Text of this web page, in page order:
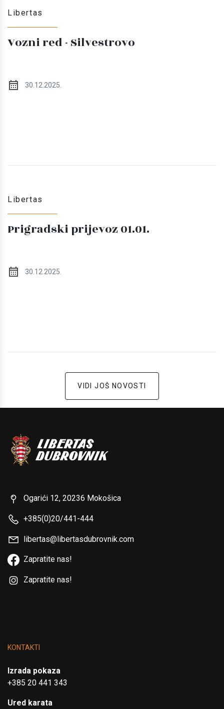
Libertas
Vozni red - Silvestrovo
30.12.2025.
Libertas
Prigradski prijevoz 01.01.
30.12.2025.
VIDI JOŠ NOVOSTI
Ogarići 12, 20236 Mokošica
+385(0)20/441-444
libertas@libertasdubrovnik.com
Zapratite nas!
Zapratite nas!
KONTAKTI
Izrada pokaza
+385 20 441 343
Ured karata